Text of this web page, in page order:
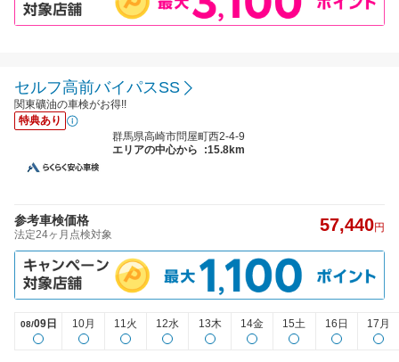
セルフ高前バイパスSS
関東礦油の車検がお得!!
特典あり
群馬県高崎市問屋町西2-4-9
エリアの中心から
:15.8km
参考車検価格
法定24ヶ月点検対象 57,440円
08/09日 10月 11火 12水 13木 14金 15土 16日 17月